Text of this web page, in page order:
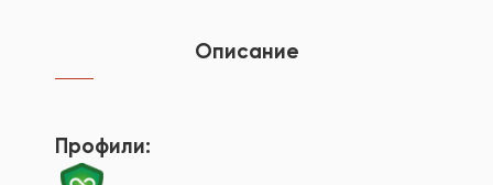
Описание
Профили: